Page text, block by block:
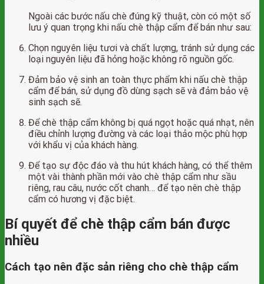
Ngoài các bước nấu chè đúng kỹ thuật, còn có một số
lưu ý quan trọng khi nấu chè thập cẩm để bán như sau:
Chọn nguyên liệu tươi và chất lượng, tránh sử dụng các
loại nguyên liệu đã hỏng hoặc không rõ nguồn gốc.
Đảm bảo vệ sinh an toàn thực phẩm khi nấu chè thập
cẩm để bán, sử dụng đồ dùng sạch sẽ và đảm bảo vệ
sinh sạch sẽ.
Để chè thập cẩm không bị quá ngọt hoặc quá nhạt, nên
điều chỉnh lượng đường và các loại thảo mộc phù hợp
với khẩu vị của khách hàng.
Để tạo sự độc đáo và thu hút khách hàng, có thể thêm
một vài thành phần mới vào chè thập cẩm như sầu
riêng, rau câu, nước cốt chanh… để tạo nên chè thập
cẩm có hương vị đặc biệt.
Bí quyết để chè thập cẩm bán được
nhiều
Cách tạo nên đặc sản riêng cho chè thập cẩm